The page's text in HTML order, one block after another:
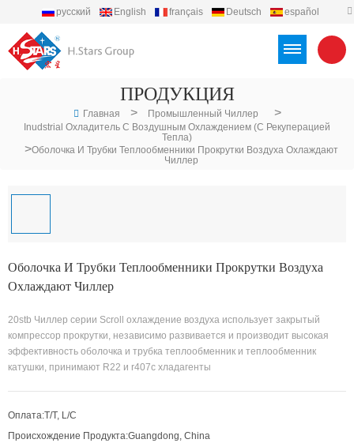
русский English français Deutsch
español
ПРОДУКЦИЯ
Главная > Промышленный Чиллер >
Inudstrial Охладитель С Воздушным Охлаждением (с Рекуперацией
Тепла)
>Оболочка И Трубки Теплообменники Прокрутки Воздуха Охлаждают
Чиллер
Оболочка И Трубки Теплообменники Прокрутки Воздуха
Охлаждают Чиллер
20stb Чиллер серии Scroll охлаждение воздуха использует закрытый
компрессор прокрутки, независимо развивается и производит высокая
эффективность оболочка и трубка теплообменник и теплообменник
катушки, принимают R22 и r407c хладагенты
Оплата:T/T, L/C
Происхождение Продукта:Guangdong, China